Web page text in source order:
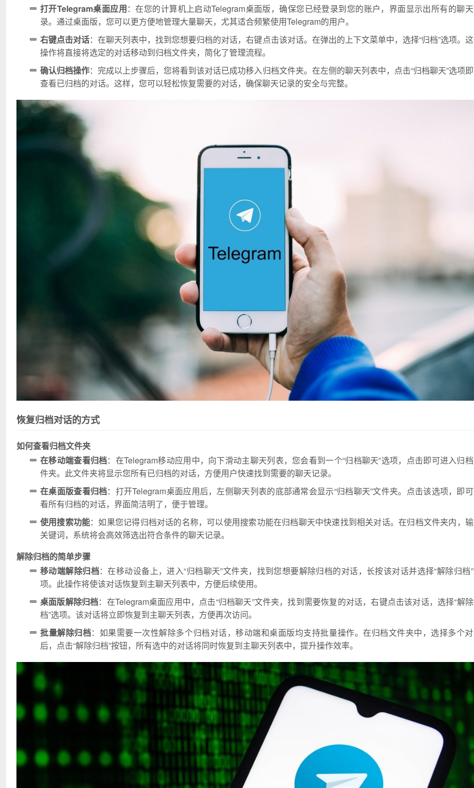
打开Telegram桌面应用：在您的计算机上启动Telegram桌面版，确保您已经登录到您的账户，界面显示出所有的聊
录。通过桌面版，您可以更方便地管理大量聊天，尤其适合频繁使用Telegram的用户。
右键点击对话：在聊天列表中，找到您想要归档的对话，右键点击该对话。在弹出的上下文菜单中，选择“归档”选项。
操作将直接将选定的对话移动到归档文件夹，简化了管理流程。
确认归档操作：完成以上步骤后，您将看到该对话已成功移入归档文件夹。在左侧的聊天列表中，点击“归档聊天”选项
查看已归档的对话。这样，您可以轻松恢复需要的对话，确保聊天记录的安全与完整。
恢复归档对话的方式
如何查看归档文件夹
在移动端查看归档：在Telegram移动应用中，向下滑动主聊天列表，您会看到一个“归档聊天”选项，点击即可进入归
件夹。此文件夹将显示您所有已归档的对话，方便用户快速找到需要的聊天记录。
在桌面版查看归档：打开Telegram桌面应用后，左侧聊天列表的底部通常会显示“归档聊天”文件夹。点击该选项，即
看所有归档的对话，界面简洁明了，便于管理。
使用搜索功能：如果您记得归档对话的名称，可以使用搜索功能在归档聊天中快速找到相关对话。在归档文件夹内，
关键词，系统将会高效筛选出符合条件的聊天记录。
解除归档的简单步骤
移动端解除归档：在移动设备上，进入“归档聊天”文件夹，找到您想要解除归档的对话，长按该对话并选择“解除归档
项。此操作将使该对话恢复到主聊天列表中，方便后续使用。
桌面版解除归档：在Telegram桌面应用中，点击“归档聊天”文件夹，找到需要恢复的对话，右键点击该对话，选择“解
档”选项。该对话将立即恢复到主聊天列表，方便再次访问。
批量解除归档：如果需要一次性解除多个归档对话，移动端和桌面版均支持批量操作。在归档文件夹中，选择多个
后，点击“解除归档”按钮，所有选中的对话将同时恢复到主聊天列表中，提升操作效率。